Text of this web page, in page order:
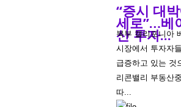
“증시 대
세로”…베
산 투자...
북부 캘리포니아
시장에서 투자자
급증하고 있는 것
리콘밸리 부동산
따...